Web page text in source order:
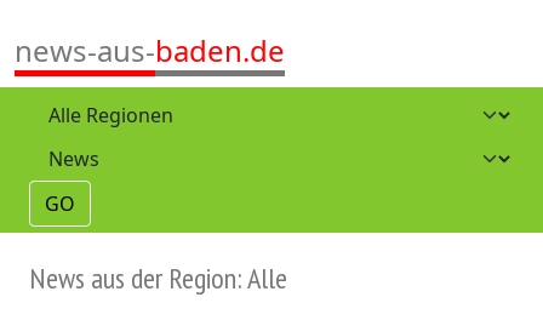
news-aus-baden.de
GO
News aus der Region: Alle